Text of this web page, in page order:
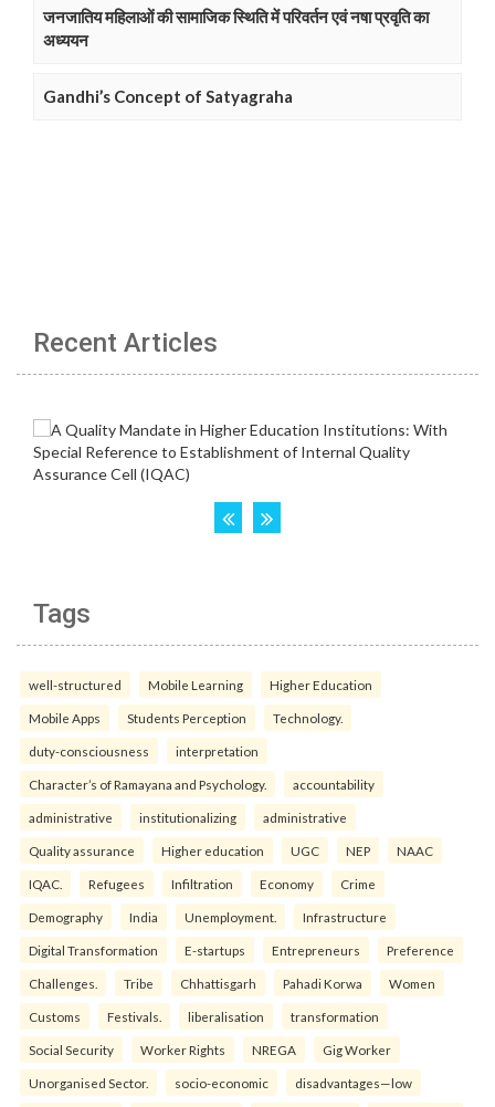
जनजातिय महिलाओं की सामाजिक स्थिति में परिवर्तन एवं नषा प्रवृति का
अध्ययन
Gandhi’s Concept of Satyagraha
Recent Articles
Tags
well-structured Mobile Learning Higher Education
Mobile Apps Students Perception Technology.
duty-consciousness interpretation
Character’s of Ramayana and Psychology. accountability
administrative institutionalizing administrative
Quality assurance Higher education UGC NEP NAAC
IQAC. Refugees Infiltration Economy Crime
Demography India Unemployment. Infrastructure
Digital Transformation E-startups Entrepreneurs Preference
Challenges. Tribe Chhattisgarh Pahadi Korwa Women
Customs Festivals. liberalisation transformation
Social Security Worker Rights NREGA Gig Worker
Unorganised Sector. socio-economic disadvantages—low